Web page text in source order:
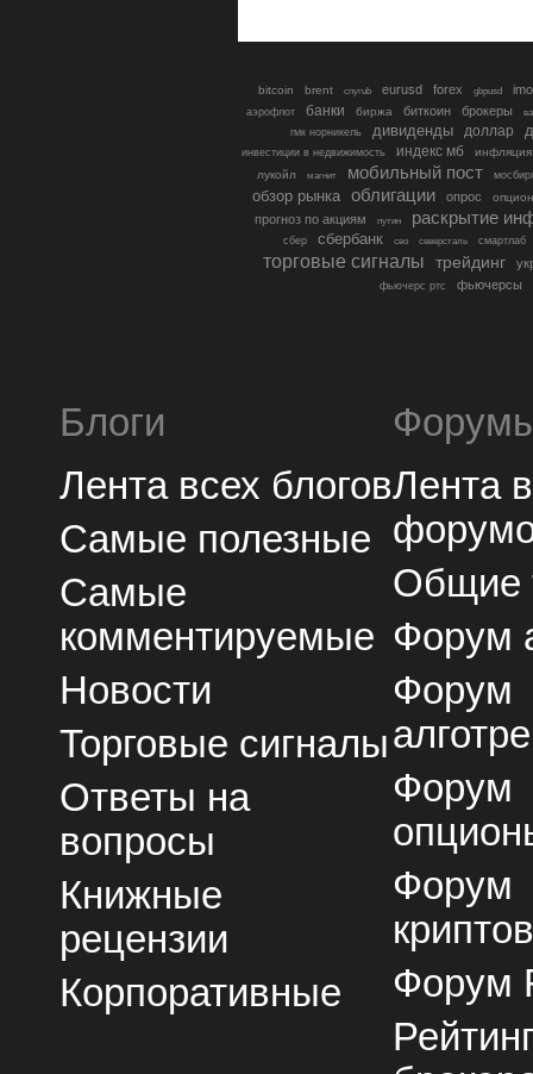
bitcoin brent cnyrub eurusd forex gbpusd
аэрофлот банки биржа биткоин брокеры
гмк норникель
дивиденды доллар
инвестиции в недвижимость индекс мб
инфляция
лукойл
магнит мобильный пост
обзор рынка облигации опрос
прогноз по акциям путин раскрытие
сбер сбербанк сво северсталь смартлаб
торговые сигналы трейдинг
фьючерс ртс фьючерсы
Блоги
Лента всех блогов
Самые полезные
Самые
комментируемые
Новости
Торговые сигналы
Ответы на
вопросы
Книжные
рецензии
Корпоративные
Лента
Общие
Форум
Форум
Форум
Форум
Форум